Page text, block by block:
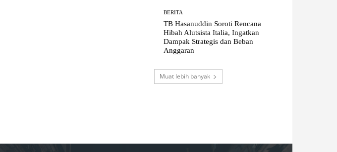
BERITA
TB Hasanuddin Soroti Rencana
Hibah Alutsista Italia, Ingatkan
Dampak Strategis dan Beban
Anggaran
Muat lebih banyak